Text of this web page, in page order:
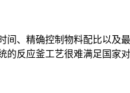
精确控制物料配比以及
反应釜工艺很难满足国家